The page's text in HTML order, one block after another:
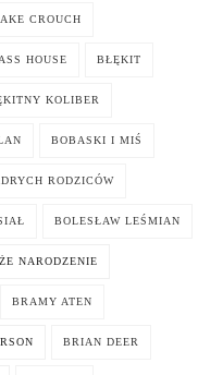
CROUCH
HOUSE BŁĘKIT
KOLIBER
BOBASKI I MIŚ
RODZICÓW
BOLESŁAW LEŚMIAN
NARODZENIE
BRAMY ATEN
BRIAN DEER